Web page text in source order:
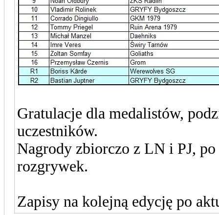
Gratulacje dla medalistów,
uczestników.
Nagrody zbiorczo z LN i PJ,
rozgrywek.
Zapisy na kolejną edycję po